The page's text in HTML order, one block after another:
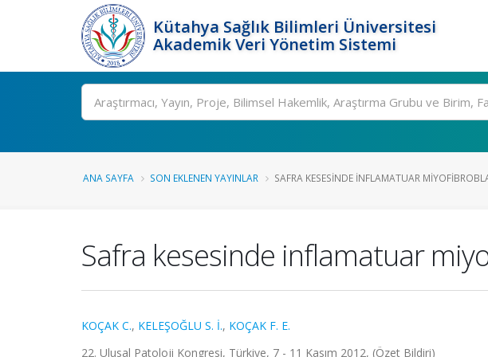
Kütahya Sağlık Bilimleri Üniversitesi
Akademik Veri Yönetim Sistemi
Ara
ANA SAYFA SON EKLENEN YAYINLAR SAFRA KESESINDE INFLAMATUAR
Safra kesesinde inflamatuar
KOÇAK C., KELEŞOĞLU S. İ., KOÇAK F. E.
22. Ulusal Patoloji Kongresi, Türkiye, 7 - 11 Kasım 2012, (Özet Bildiri)